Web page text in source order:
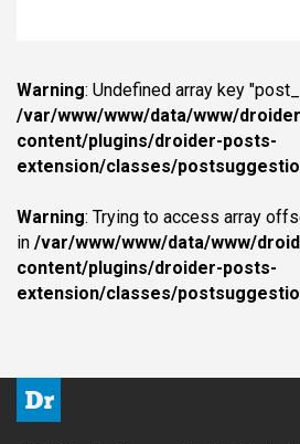
Warning: Undefined array key
/var/www/www/data/www/
content/plugins/droider-posts-
extension/classes/
Warning: Trying to access array
in /var/www/www/data/www/
content/plugins/droider-posts-
extension/classes/